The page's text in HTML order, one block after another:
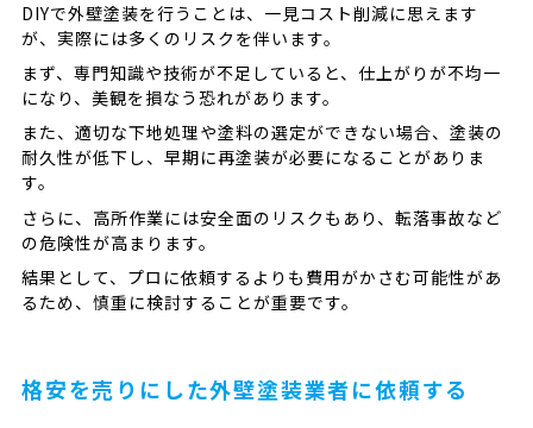
DIYで外壁塗装を行うことは、一見コスト削減に思えます
が、実際には多くのリスクを伴います。
まず、専門知識や技術が不足していると、仕上がりが不均一
になり、美観を損なう恐れがあります。
また、適切な下地処理や塗料の選定ができない場合、塗装の
耐久性が低下し、早期に再塗装が必要になることがありま
す。
さらに、高所作業には安全面のリスクもあり、転落事故など
の危険性が高まります。
結果として、プロに依頼するよりも費用がかさむ可能性があ
るため、慎重に検討することが重要です。
格安を売りにした外壁塗装業者に依頼する